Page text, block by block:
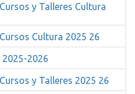
y Talleres Cultura
Cultura 2025 26
2026
y Talleres 2025 26